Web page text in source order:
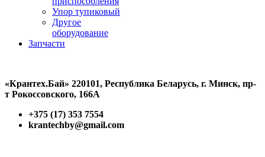
Упор тупиковый
Другое
оборудование
Запчасти
«Крантех.Бай» 220101, Республика Беларусь, г. Минск, пр-
т Рокоссовского, 166А
+375 (17) 353 7554
krantechby@gmail.com